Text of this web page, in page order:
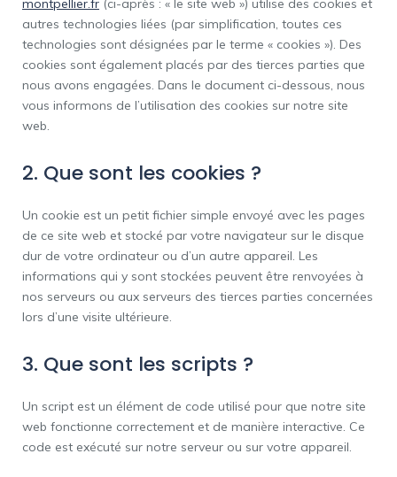
montpellier.fr (ci-après : « le site web ») utilise des cookies et
autres technologies liées (par simplification, toutes ces
technologies sont désignées par le terme « cookies »). Des
cookies sont également placés par des tierces parties que
nous avons engagées. Dans le document ci-dessous, nous
vous informons de l’utilisation des cookies sur notre site
web.
2. Que sont les cookies ?
Un cookie est un petit fichier simple envoyé avec les pages
de ce site web et stocké par votre navigateur sur le disque
dur de votre ordinateur ou d’un autre appareil. Les
informations qui y sont stockées peuvent être renvoyées à
nos serveurs ou aux serveurs des tierces parties concernées
lors d’une visite ultérieure.
3. Que sont les scripts ?
Un script est un élément de code utilisé pour que notre site
web fonctionne correctement et de manière interactive. Ce
code est exécuté sur notre serveur ou sur votre appareil.